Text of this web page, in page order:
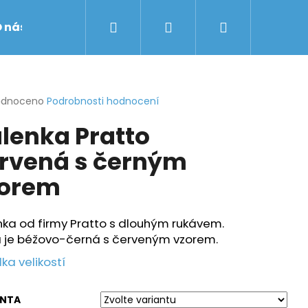
nás Obchodní podmínky Značky
Přihlášení
Podrobnosti hodnocení
Pratto
s černým
od firmy Pratto s dlouhým rukávem.
je béžovo-černá s červeným vzorem.
velikostí